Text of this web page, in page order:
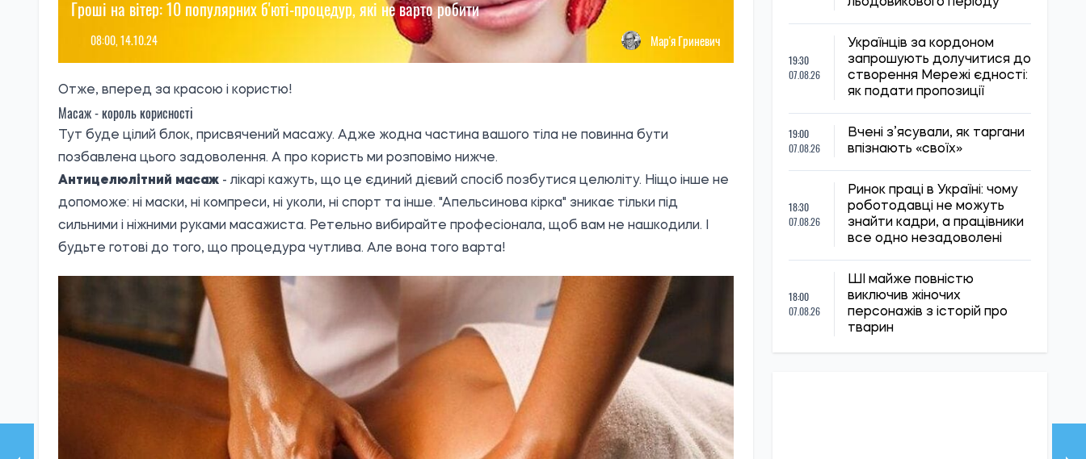
Гроші на вітер: 10 популярних б'юті-процедур, які не варто робити
08:00, 14.10.24 Мар'я Гриневич
Отже, вперед за красою і користю!
Масаж - король корисності
Тут буде цілий блок, присвячений масажу. Адже жодна частина вашого тіла не повинна бути
позбавлена цього задоволення. А про користь ми розповімо нижче.
Антицелюлітний масаж - лікарі кажуть, що це єдиний дієвий спосіб позбутися целюліту. Ніщо інше не
допоможе: ні маски, ні компреси, ні уколи, ні спорт та інше. "Апельсинова кірка" зникає тільки під
сильними і ніжними руками масажиста. Ретельно вибирайте професіонала, щоб вам не нашкодили. І
будьте готові до того, що процедура чутлива. Але вона того варта!
19:30
07.08.26
Українців за кордоном
запрошують долучитися до
створення Мережі єдності:
як подати пропозиції
19:00
07.08.26
Вчені з’ясували, як таргани
впізнають «своїх»
18:30
07.08.26
Ринок праці в Україні: чому
роботодавці не можуть
знайти кадри, а працівники
все одно незадоволені
18:00
07.08.26
ШІ майже повністю
виключив жіночих
персонажів з історій про
тварин